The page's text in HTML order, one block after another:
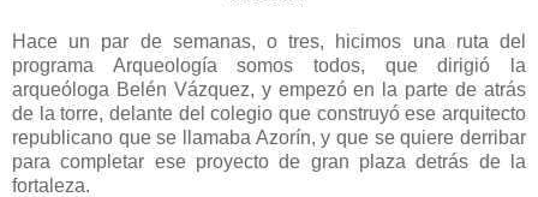
Hace un par de semanas, o tres, hicimos una ruta del
programa Arqueología somos todos, que dirigió la
arqueóloga Belén Vázquez, y empezó en la parte de atrás
de la torre, delante del colegio que construyó ese arquitecto
republicano que se llamaba Azorín, y que se quiere derribar
para completar ese proyecto de gran plaza detrás de la
fortaleza.